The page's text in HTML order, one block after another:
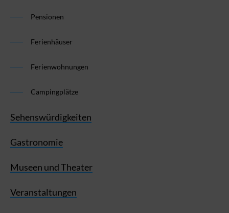
Pensionen
Ferienhäuser
Ferienwohnungen
Campingplätze
Sehenswürdigkeiten
Gastronomie
Museen und Theater
Veranstaltungen